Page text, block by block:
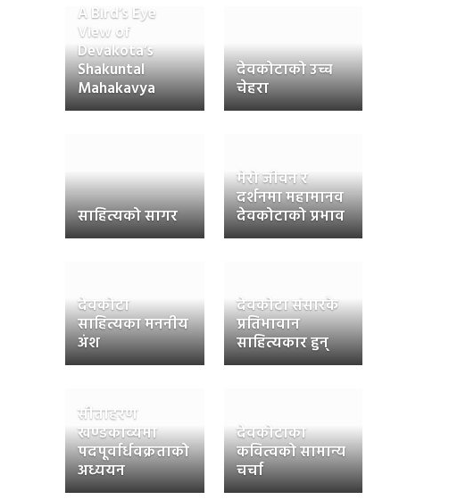
A Bird’s Eye
View of
Devakota’s
Shakuntal
Mahakavya
देवकोटाको उच्च
चेहरा
साहित्यको सागर
मेरो जीवन र
दर्शनमा महामानव
देवकोटाको प्रभाव
देवकोटा
साहित्यका मननीय
अंश
देवकोटा संसारकै
प्रतिभावान
साहित्यकार हुन्
सीताहरण
खण्डकाव्यमा
पदपूर्वार्धवक्रताको
अध्ययन
देवकोटाका
कवित्वको सामान्य
चर्चा